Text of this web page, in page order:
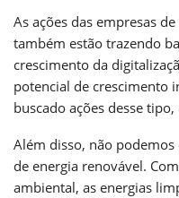
As ações das empresas
também estão trazendo
crescimento da
potencial de crescimento
buscado ações desse
Além disso, não podemos
de energia renovável.
ambiental, as energias